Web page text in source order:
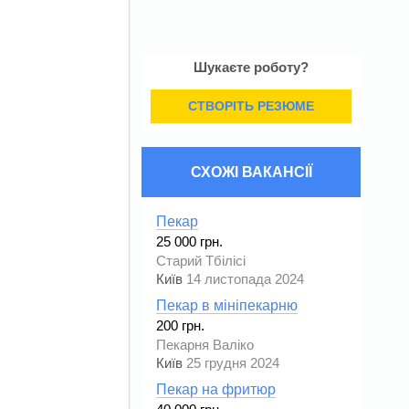
Шукаєте роботу?
СТВОРІТЬ РЕЗЮМЕ
СХОЖІ ВАКАНСІЇ
Пекар
25 000 грн.
Старий Тбілісі
Київ 14 листопада 2024
Пекар в мініпекарню
200 грн.
Пекарня Валіко
Київ 25 грудня 2024
Пекар на фритюр